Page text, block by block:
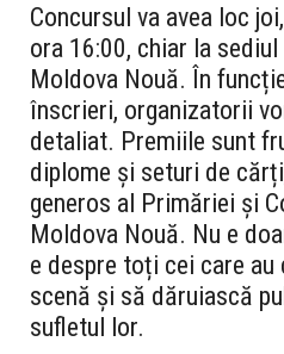
Concursul va avea loc
ora 16:00, chiar la sediul
Moldova Nouă. În
înscrieri, organizatorii
detaliat. Premiile sunt
diplome și seturi de cărți
generos al Primăriei și
Moldova Nouă. Nu e
e despre toți cei care au
scenă și să dăruiască
sufletul lor.